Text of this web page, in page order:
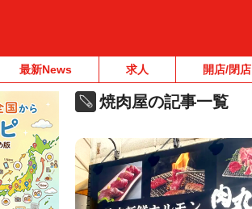
最新News 求人 開店/閉店
焼肉屋の記事一覧